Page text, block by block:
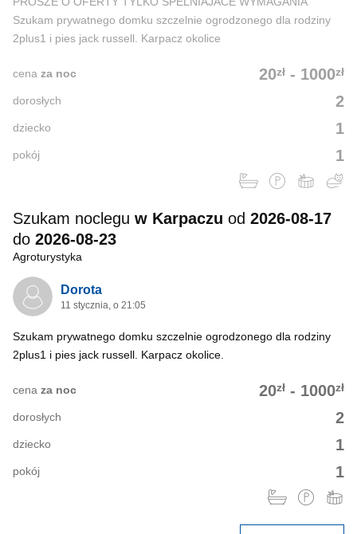
Szukam prywatnego domku szczelnie ogrodzonego dla rodziny
2plus1 i pies jack russell. Karpacz okolice
20zł - 1000zł
cena za noc
2
dorosłych
1
dziecko
1
pokój
Szukam noclegu w Karpaczu od 2026-08-17
do 2026-08-23
Agroturystyka
Dorota
11 stycznia, o 21:05
Szukam prywatnego domku szczelnie ogrodzonego dla rodziny
2plus1 i pies jack russell. Karpacz okolice.
20zł - 1000zł
cena za noc
2
dorosłych
1
dziecko
1
pokój